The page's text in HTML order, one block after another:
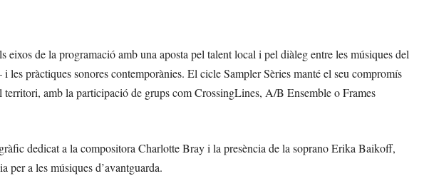
eixos de la programació amb una aposta pel talent local i pel diàleg entre les músiques del
pràctiques sonores contemporànies. El cicle Sampler Sèries manté el seu compromís
amb la participació de grups com CrossingLines, A/B Ensemble o Frames
dedicat a la compositora Charlotte Bray i la presència de la soprano Erika Baikoff,
per a les músiques d’avantguarda.